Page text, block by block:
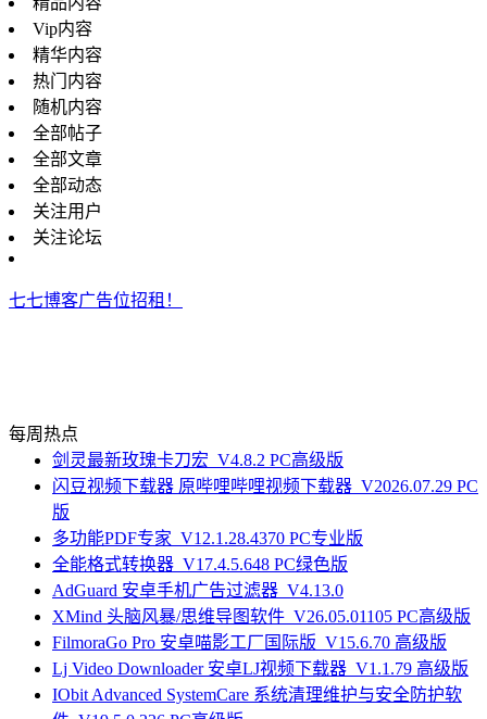
Vip内容
精华内容
热门内容
随机内容
全部帖子
全部文章
全部动态
关注用户
关注论坛
七七博客广告位招租！
每周热点
剑灵最新玫瑰卡刀宏_V4.8.2 PC高级版
闪豆视频下载器 原哔哩哔哩视频下载器_V2026.07.29 PC
版
多功能PDF专家_V12.1.28.4370 PC专业版
全能格式转换器_V17.4.5.648 PC绿色版
AdGuard 安卓手机广告过滤器_V4.13.0
XMind 头脑风暴/思维导图软件_V26.05.01105 PC高级版
FilmoraGo Pro 安卓喵影工厂国际版_V15.6.70 高级版
Lj Video Downloader 安卓LJ视频下载器_V1.1.79 高级版
IObit Advanced SystemCare 系统清理维护与安全防护软